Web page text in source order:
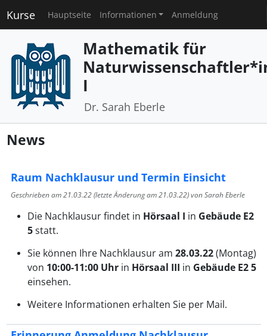
Kurse Hauptseite Informationen Anmeldung
Mathematik für
I
Dr. Sarah Eberle
News
Raum Nachklausur und Termin Einsicht
Geschrieben am21.03.22(letzte Änderung am21.03.22) von Sarah Eberle
Die Nachklausur findet in Hörsaal I in Gebäude E2
5statt.
Sie können Ihre Nachklausur am 28.03.22(Montag)
von 10:00-11:00 Uhrin Hörsaal III in Gebäude E2 5
einsehen.
Weitere Informationen erhalten Sie per Mail.